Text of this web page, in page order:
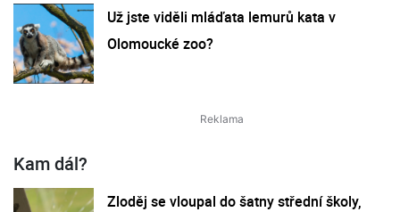
Už jste viděli mláďata lemurů kata v
Olomoucké zoo?
Kam dál?
Zloděj se vloupal do šatny střední školy,